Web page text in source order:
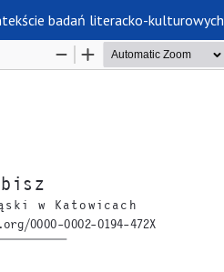
badań literacko-kulturowych